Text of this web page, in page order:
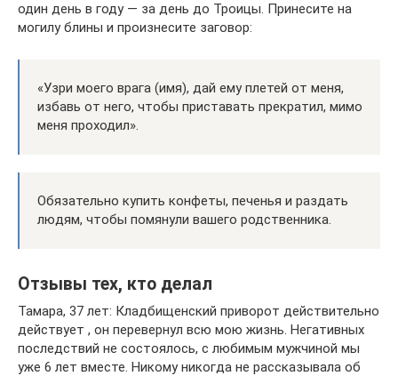
один день в году — за день до Троицы. Принесите на
могилу блины и произнесите заговор:
«Узри моего врага (имя), дай ему плетей от меня,
избавь от него, чтобы приставать прекратил, мимо
меня проходил».
Обязательно купить конфеты, печенья и раздать
людям, чтобы помянули вашего родственника.
Отзывы тех, кто делал
Тамара, 37 лет: Кладбищенский приворот действительно
действует , он перевернул всю мою жизнь. Негативных
последствий не состоялось, с любимым мужчиной мы
уже 6 лет вместе. Никому никогда не рассказывала об